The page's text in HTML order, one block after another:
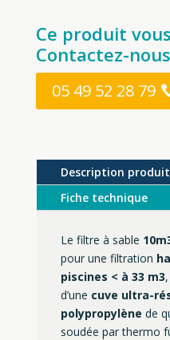
Ce produit
Contactez-
05 49 52 28 79
Description produit
Fiche technique
Le filtre à sable 10
pour une filtration
piscines < à 33 m3
d’une cuve ultra-
polypropylène de
soudée par thermo